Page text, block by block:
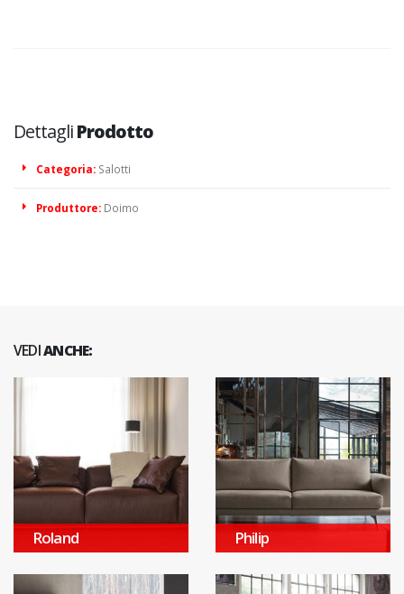
DettagliProdotto
Categoria: Salotti
Produttore: Doimo
VEDIANCHE:
Roland Philip